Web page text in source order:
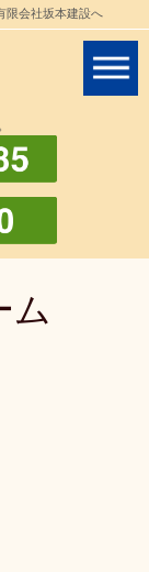
限会社坂本建設へ
ム